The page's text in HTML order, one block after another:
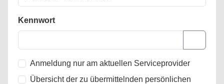
Kennwort
Anmeldung nur am aktuellen Serviceprovider
Übersicht der zu übermittelnden persönlichen